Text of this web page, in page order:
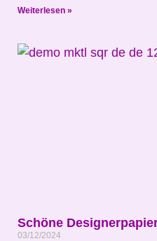
Weiterlesen »
Schöne
03/12/2024